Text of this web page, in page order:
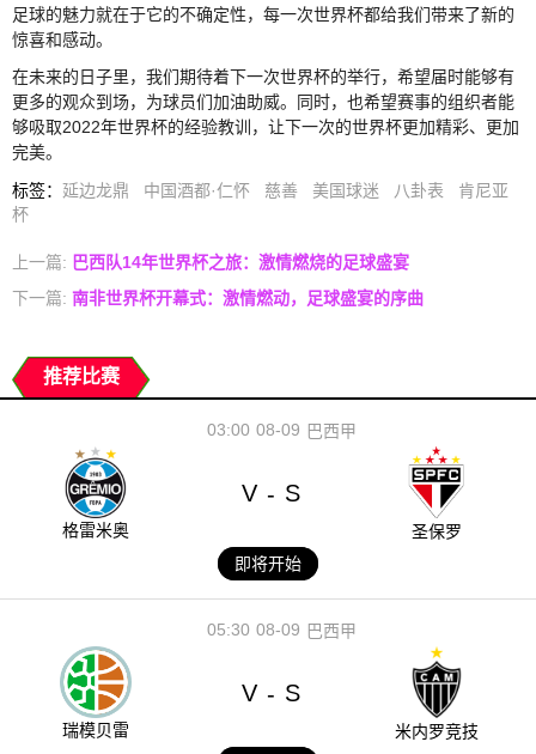
足球的魅力就在于它的不确定性，每一次世界杯都给我们带来了新的
惊喜和感动。
在未来的日子里，我们期待着下一次世界杯的举行，希望届时能够有
更多的观众到场，为球员们加油助威。同时，也希望赛事的组织者能
够吸取2022年世界杯的经验教训，让下一次的世界杯更加精彩、更加
完美。
标签： 延边龙鼎 中国酒都·仁怀 慈善 美国球迷 八卦表
肯尼亚
杯
上一篇: 巴西队14年世界杯之旅：激情燃烧的足球盛宴
下一篇: 南非世界杯开幕式：激情燃动，足球盛宴的序曲
推荐比赛
08-09
03:00 巴西甲
格雷米奥
V - S
圣保罗
即将开始
08-09
05:30 巴西甲
瑞模贝雷
V - S
米内罗竞技